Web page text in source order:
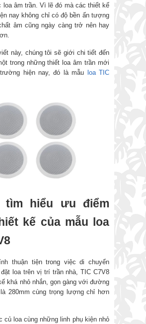
loa âm trần. Vì lẽ đó mà các thiết kế
nay không chỉ có độ bền ấn tượng
âm cũng ngày càng trở nên hay
này, chúng tôi sẽ giới chi tiết đến
trong những thiết loa âm trần mới
hiện nay, đó là mẫu
loa TIC
hiểu ưu điểm
kế của mẫu loa
thuận tiện trong việc di chuyển
loa trên vị trí trần nhà, TIC C7V8
khá nhỏ nhắn, gọn gàng với đường
280mm cùng trọng lượng chỉ hơn
củ loa cùng những linh phụ kiện nhỏ